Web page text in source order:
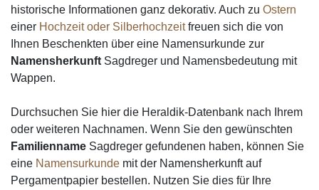
historische Informationen ganz dekorativ. Auch zu Ostern
einer Hochzeit oder Silberhochzeitfreuen sich die von
Ihnen Beschenkten über eine Namensurkunde zur
Namensherkunft Sagdreger und Namensbedeutung mit
Wappen.
Durchsuchen Sie hier die Heraldik-Datenbank nach Ihrem
oder weiteren Nachnamen. Wenn Sie den gewünschten
Familienname Sagdreger gefundenen haben, können Sie
eine Namensurkunde mit der Namensherkunft auf
Pergamentpapier bestellen. Nutzen Sie dies für Ihre